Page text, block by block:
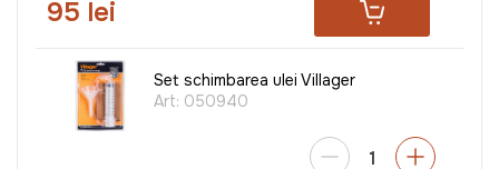
95 lei
Set schimbarea ulei Villager
Art: 050940